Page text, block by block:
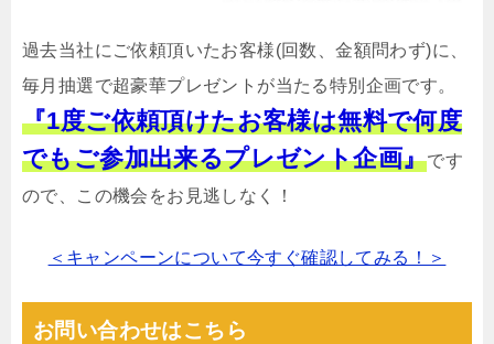
過去当社にご依頼頂いたお客様(回数、金額問わず)に、
毎月抽選で超豪華プレゼントが当たる特別企画です。
『1度ご依頼頂けたお客様は無料で何度
でもご参加出来るプレゼント企画』です
ので、この機会をお見逃しなく！
＜キャンペーンについて今すぐ確認してみる！＞
お問い合わせはこちら